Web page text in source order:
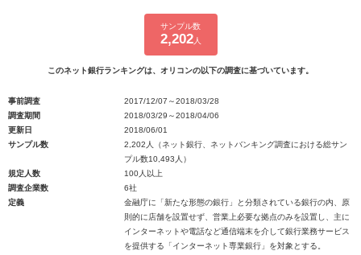
サンプル数
2,202人
このネット銀行ランキングは、オリコンの以下の調査に基づいています。
事前調査
2017/12/07～2018/03/28
調査期間
2018/03/29～2018/04/06
更新日
2018/06/01
サンプル数
2,202人（ネット銀行、ネットバンキング調査における総サン
プル数10,493人）
規定人数
100人以上
調査企業数
6社
定義
金融庁に「新たな形態の銀行」と分類されている銀行の内、原
則的に店舗を設置せず、営業上必要な拠点のみを設置し、主に
インターネットや電話など通信端末を介して銀行業務サービス
を提供する「インターネット専業銀行」を対象とする。